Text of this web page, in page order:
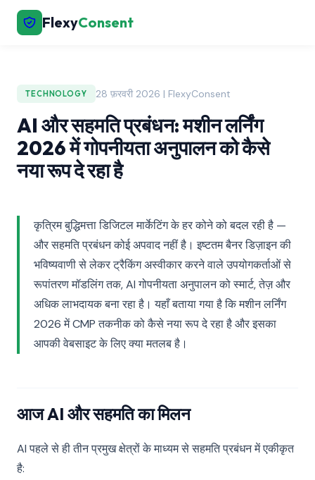
FlexyConsent
TECHNOLOGY 28 फ़रवरी 2026 | FlexyConsent
AI और सहमति प्रबंधन: मशीन लर्निंग
2026 में गोपनीयता अनुपालन को कैसे
नया रूप दे रहा है
कृत्रिम बुद्धिमत्ता डिजिटल मार्केटिंग के हर कोने को बदल रही है —
और सहमति प्रबंधन कोई अपवाद नहीं है। इष्टतम बैनर डिज़ाइन की
भविष्यवाणी से लेकर ट्रैकिंग अस्वीकार करने वाले उपयोगकर्ताओं से
रूपांतरण मॉडलिंग तक, AI गोपनीयता अनुपालन को स्मार्ट, तेज़ और
अधिक लाभदायक बना रहा है। यहाँ बताया गया है कि मशीन लर्निंग
2026 में CMP तकनीक को कैसे नया रूप दे रहा है और इसका
आपकी वेबसाइट के लिए क्या मतलब है।
आज AI और सहमति का मिलन
AI पहले से ही तीन प्रमुख क्षेत्रों के माध्यम से सहमति प्रबंधन में एकीकृत
है: